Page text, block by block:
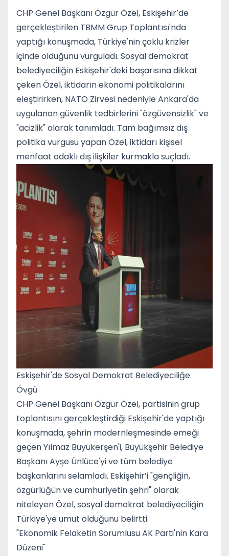
CHP Genel Başkanı Özgür Özel, Eskişehir’de
gerçekleştirilen TBMM Grup Toplantısı'nda
yaptığı konuşmada, Türkiye'nin çoklu krizler
içinde olduğunu vurguladı. Sosyal demokrat
belediyeciliğin Eskişehir'deki başarısına dikkat
çeken Özel, iktidarın ekonomi politikalarını
eleştirirken, NATO Zirvesi nedeniyle Ankara'da
uygulanan güvenlik tedbirlerini "özgüvensizlik" ve
"acizlik" olarak tanımladı. Tam bağımsız dış
politika vurgusu yapan Özel, iktidarı kişisel
menfaat odaklı dış ilişkiler kurmakla suçladı.
Eskişehir'de Sosyal Demokrat Belediyeciliğe
Övgü
CHP Genel Başkanı Özgür Özel, partisinin grup
toplantısını gerçekleştirdiği Eskişehir'de yaptığı
konuşmada, şehrin modernleşmesinde emeği
geçen Yılmaz Büyükerşen'i, Büyükşehir Belediye
Başkanı Ayşe Ünlüce'yi ve tüm belediye
başkanlarını selamladı. Eskişehir’i "gençliğin,
özgürlüğün ve cumhuriyetin şehri" olarak
niteleyen Özel, sosyal demokrat belediyeciliğin
Türkiye'ye umut olduğunu belirtti.
"Ekonomik Felaketin Sorumlusu AK Parti'nin Kara
Düzeni"